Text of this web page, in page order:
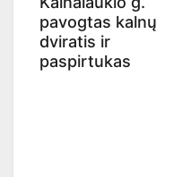
pavogtas kalnų
dviratis ir
paspirtukas